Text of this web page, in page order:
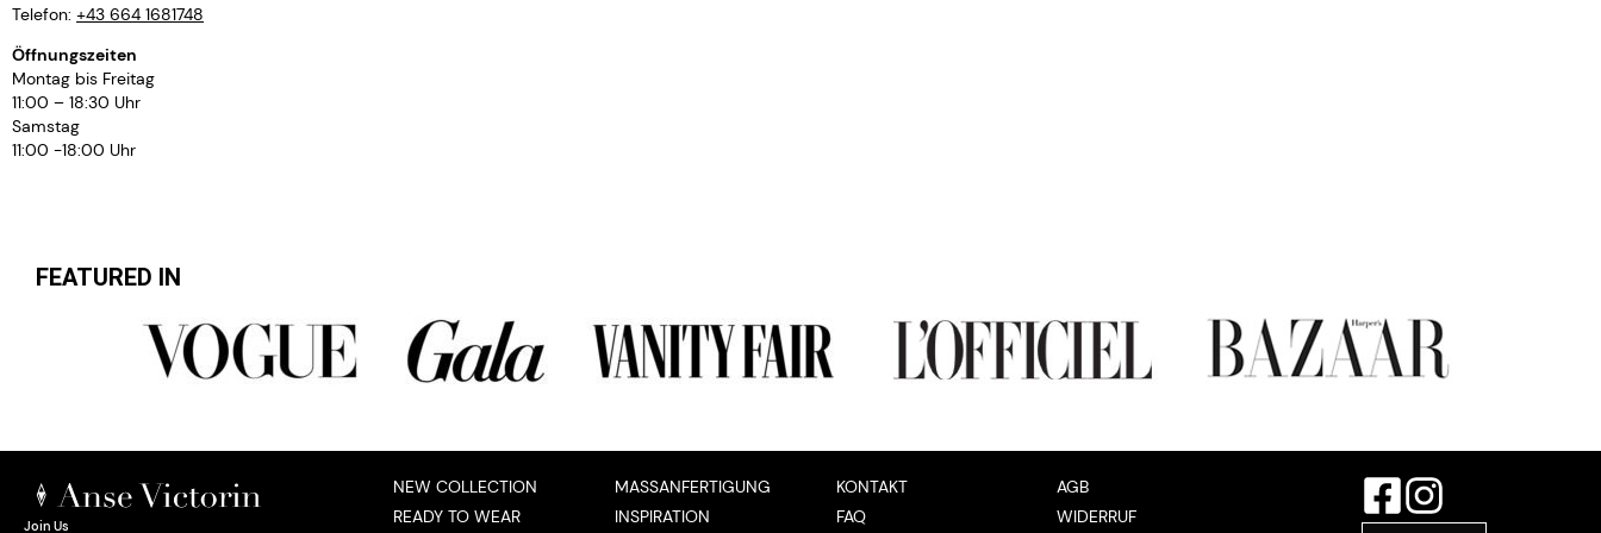
Telefon: +43 664 1681748
Öffnungszeiten
Montag bis Freitag
11:00 – 18:30 Uhr
Samstag
11:00 -18:00 Uhr
FEATURED IN
Join Us
NEW COLLECTION
READY TO WEAR
MASSANFERTIGUNG
INSPIRATION
KONTAKT
FAQ
AGB
WIDERRUF